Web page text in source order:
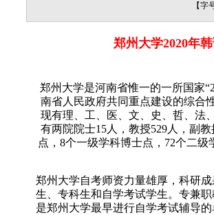
【字
郑州大学2020年
郑州大学是河南省惟一的一所国家
南省人民政府共同重点建设的综合
现有理、工、医、文、史、哲、法
有两院院士15人，教授529人，副
点，8个一级学科博士点，72个二
郑州大学自考师资力量雄厚，科研
生、专科生和自学考试学生。专兼
是郑州大学最早进行自学考试辅导